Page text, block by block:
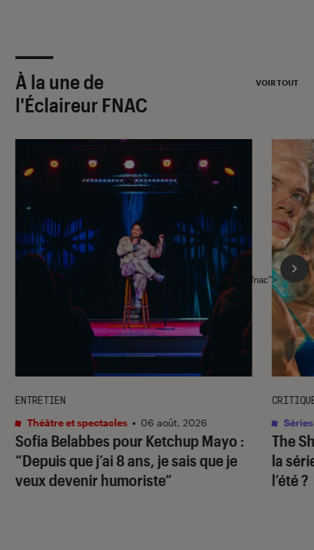
À la une de
l'Éclaireur FNAC
VOIR TOUT
Sofia Belabbes pour Ketchup Mayo :
“Depuis que j’ai 8 ans, je sais que je
veux devenir humoriste”
ENTRETIEN
Théâtre et spectacles • 06 août. 2026
The
la
l’été ?
Séries
l'Éclaireur fnac">